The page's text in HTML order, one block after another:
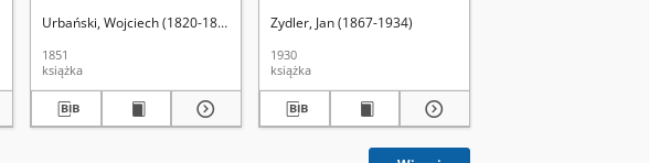
Urbański, Wojciech (1820-1889)
1851
książka
Zydler, Jan (1867-1934)
1930
książka